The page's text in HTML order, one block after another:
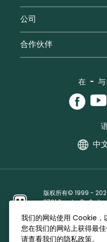
iOS
Android
评价
RoboForm vs. LastPass
RoboForm vs. Dashlane
帮助中心
提交工单
用户手册
公司
关于我们
合作伙伴
在 - 与
中
版权所有© 1999 -
3701 Pender Dr,
我们的网站使用 Cookie，
您在我们的网站上获得最佳
请查看我们的隐私政策。